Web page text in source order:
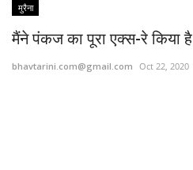
मुरैना
मैंने पंकज का पूरा एक्स-रे किया
bhavtarini.com@gmail.com Oct 22, 2020